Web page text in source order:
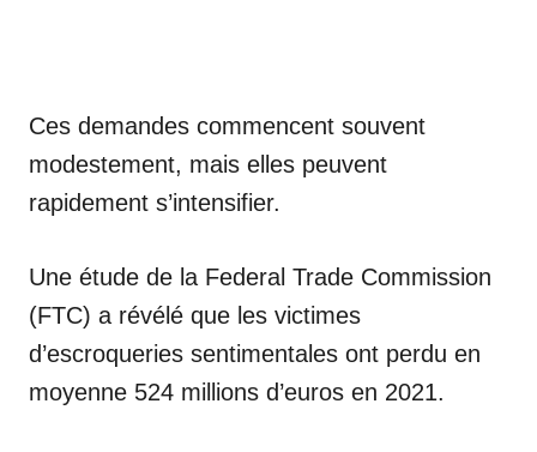
Ces demandes commencent souvent
modestement, mais elles peuvent
rapidement s’intensifier.
Une étude de la Federal Trade Commission
(FTC) a révélé que les victimes
d’escroqueries sentimentales ont perdu en
moyenne 524 millions d’euros en 2021.